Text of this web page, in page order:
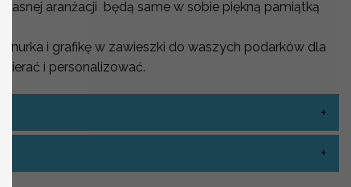
aranżacji będą same w sobie piękną pamiątką
i grafikę w zawieszki do waszych podarków dla
i personalizować.